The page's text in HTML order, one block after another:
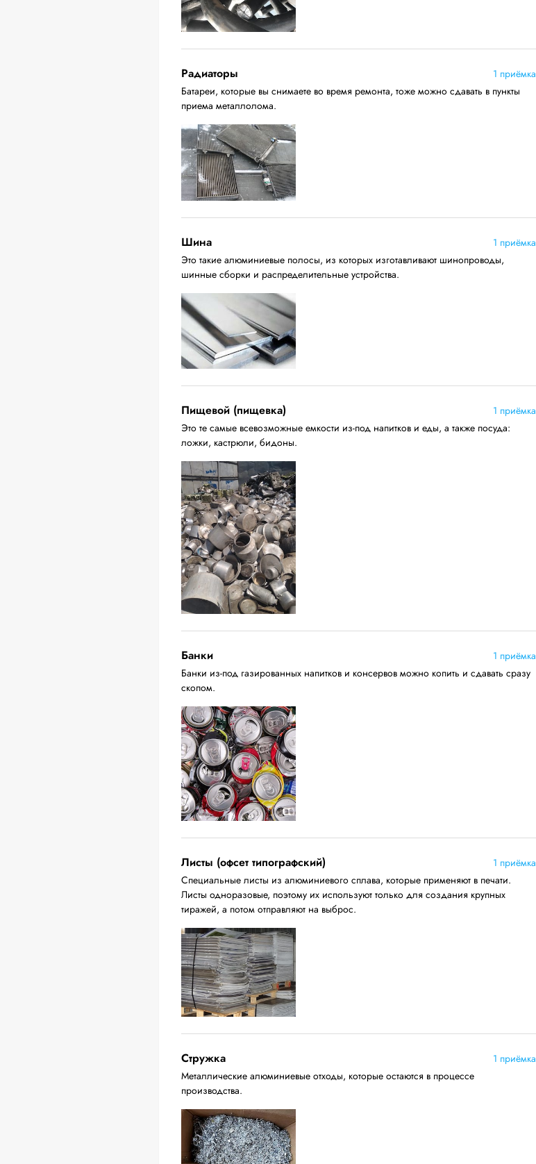
Радиаторы
1 приёмка
Батареи, которые вы снимаете во время ремонта, тоже можно сдавать в пункты
приема металлолома.
Шина
1 приёмка
Это такие алюминиевые полосы, из которых изготавливают шинопроводы,
шинные сборки и распределительные устройства.
Пищевой (пищевка)
1 приёмка
Это те самые всевозможные емкости из-под напитков и еды, а также посуда:
ложки, кастрюли, бидоны.
Банки
1 приёмка
Банки из-под газированных напитков и консервов можно копить и сдавать сразу
скопом.
Листы (офсет типографский)
1 приёмка
Специальные листы из алюминиевого сплава, которые применяют в печати.
Листы одноразовые, поэтому их используют только для создания крупных
тиражей, а потом отправляют на выброс.
Стружка
1 приёмка
Металлические алюминиевые отходы, которые остаются в процессе
производства.